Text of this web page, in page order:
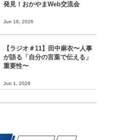
発見！おかやまWeb交流会
Jun 16, 2026
【ラジオ＃11】田中麻衣〜人事
が語る「自分の言葉で伝える」
重要性〜
Jun 1, 2026